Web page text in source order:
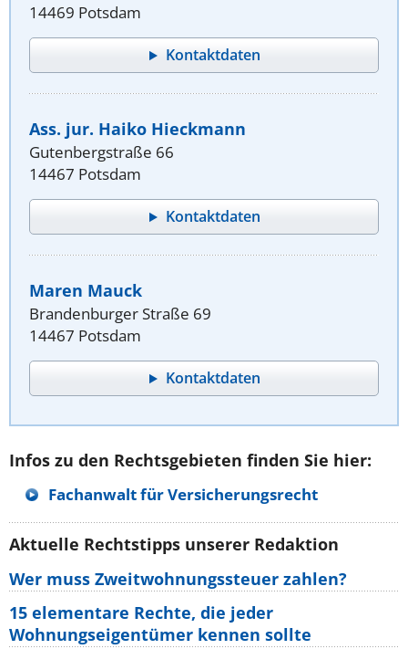
14469 Potsdam
Kontaktdaten
Ass. jur. Haiko Hieckmann
Gutenbergstraße 66
14467 Potsdam
Kontaktdaten
Maren Mauck
Brandenburger Straße 69
14467 Potsdam
Kontaktdaten
Infos zu den Rechtsgebieten finden Sie hier:
Fachanwalt für Versicherungsrecht
Aktuelle Rechtstipps unserer Redaktion
Wer muss Zweitwohnungssteuer zahlen?
15 elementare Rechte, die jeder
Wohnungseigentümer kennen sollte